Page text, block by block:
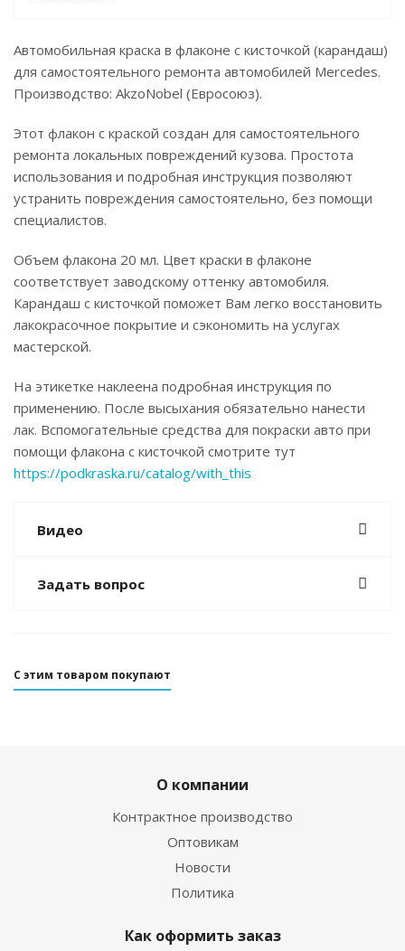
Автомобильная краска в флаконе с кисточкой (карандаш)
для самостоятельного ремонта автомобилей Mercedes.
Производство: AkzoNobel (Евросоюз).
Этот флакон с краской создан для самостоятельного
ремонта локальных повреждений кузова. Простота
использования и подробная инструкция позволяют
устранить повреждения самостоятельно, без помощи
специалистов.
Объем флакона 20 мл. Цвет краски в флаконе
соответствует заводскому оттенку автомобиля.
Карандаш с кисточкой поможет Вам легко восстановить
лакокрасочное покрытие и сэкономить на услугах
мастерской.
На этикетке наклеена подробная инструкция по
применению. После высыхания обязательно нанести
лак. Вспомогательные средства для покраски авто при
помощи флакона с кисточкой смотрите тут
https://podkraska.ru/catalog/with_this
Видео
Задать вопрос
С этим товаром покупают
О компании
Контрактное производство
Оптовикам
Новости
Политика
Как оформить заказ